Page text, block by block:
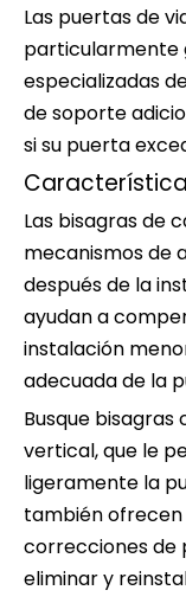
Las puertas de
particularmente
especializadas
de soporte
si su puerta
Las bisagras de
mecanismos de
después de la
ayudan a
instalación
adecuada de la
Busque
vertical, que le
ligeramente la
también ofrecen
correcciones de
eliminar y